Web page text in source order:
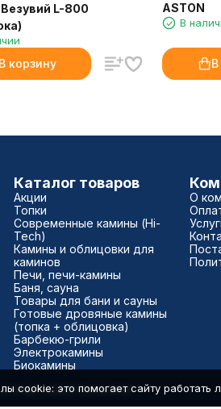
L-800
В корзину
ASTON
В
В
Каталог товаров
Акции
Топки
Современные камины (Hi-
Tech)
Камины и облицовки для
каминов
Печи, печи-камины
Баня, сауна
Товары для бани и сауны
Готовые дровяные камины
(топка + облицовка)
Барбекю-грили
Электрокамины
Биокамины
О
326527500040181
cookie: это помогает сайту работать